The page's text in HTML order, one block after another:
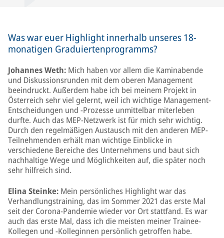
Was war euer Highlight innerhalb unseres 18-
monatigen Graduiertenprogramms?
Johannes Weth: Mich haben vor allem die Kaminabende
und Diskussionsrunden mit dem oberen Management
beeindruckt. Außerdem habe ich bei meinem Projekt in
Österreich sehr viel gelernt, weil ich wichtige Management-
Entscheidungen und -Prozesse unmittelbar miterleben
durfte. Auch das MEP-Netzwerk ist für mich sehr wichtig.
Durch den regelmäßigen Austausch mit den anderen MEP-
Teilnehmenden erhält man wichtige Einblicke in
verschiedene Bereiche des Unternehmens und baut sich
nachhaltige Wege und Möglichkeiten auf, die später noch
sehr hilfreich sind.
Elina Steinke: Mein persönliches Highlight war das
Verhandlungstraining, das im Sommer 2021 das erste Mal
seit der Corona-Pandemie wieder vor Ort stattfand. Es war
auch das erste Mal, dass ich die meisten meiner Trainee-
Kollegen und -Kolleginnen persönlich getroffen habe.